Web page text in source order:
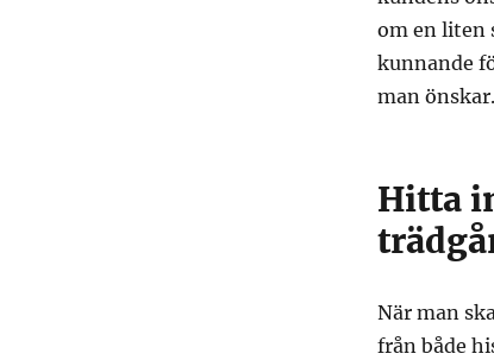
om en liten
kunnande
man önskar.
Hitta
När man
från både